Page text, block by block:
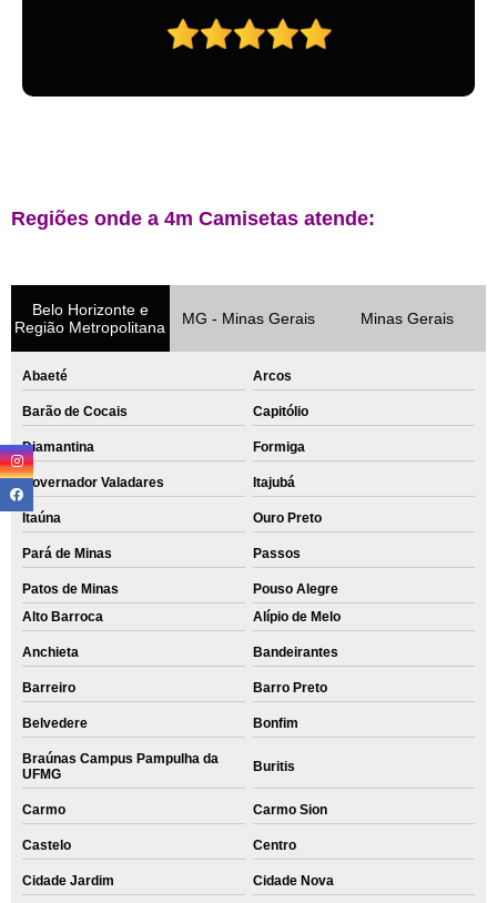
Regiões onde a 4m Camisetas atende:
Belo Horizonte e
Região Metropolitana
MG - Minas Gerais Minas Gerais
Abaeté Arcos
Barão de Cocais Capitólio
Diamantina Formiga
Governador Valadares Itajubá
Itaúna Ouro Preto
Pará de Minas Passos
Patos de Minas
Pouso Alegre
Alto Barroca
Alípio de Melo
Anchieta Bandeirantes
Barreiro Barro Preto
Belvedere Bonfim
Braúnas Campus Pampulha da
UFMG
Buritis
Carmo Carmo Sion
Castelo Centro
Cidade Jardim Cidade Nova